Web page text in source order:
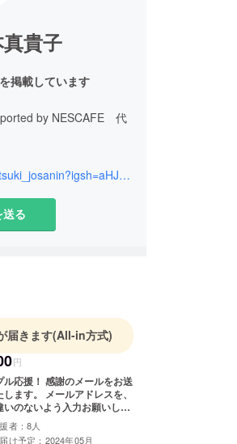
貴子
掲載しています
務。
児指導、保健指導、母
１か月健診に従事す
アサポーター、産前産
に葉ノ月助産院を開
ケア事業として800組
https://www.instagram.com/hanotsuki_josanin?igsh=aHJsOGNzcXZ6dnhm&utm_source=qr
る
届きます(All-in方式)
円
ル応援！ 感謝のメールをお送
します。 メールアドレスを、
いのないよう入力お願いしま
者：8人
け予定：2024年05月